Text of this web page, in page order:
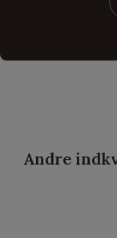
Andre